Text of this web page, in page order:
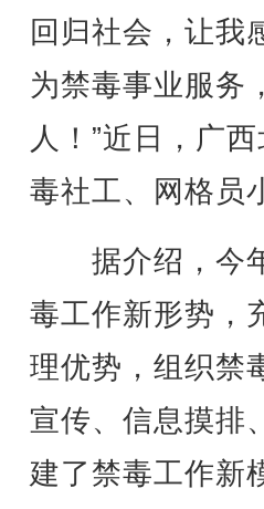
回归社会，让我
为禁毒事业服务
人！”近日，广
毒社工、网格员
据介绍，今年
毒工作新形势，
理优势，组织禁
宣传、信息摸排
建了禁毒工作新